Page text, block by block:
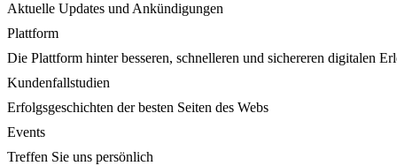
Aktuelle Updates und Ankündigungen
Plattform
Die Plattform hinter besseren, schnelleren und sichereren digitalen
Kundenfallstudien
Erfolgsgeschichten der besten Seiten des Webs
Events
Treffen Sie uns persönlich